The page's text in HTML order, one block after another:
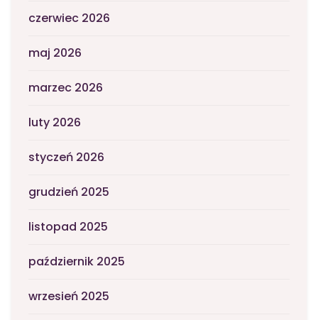
czerwiec 2026
maj 2026
marzec 2026
luty 2026
styczeń 2026
grudzień 2025
listopad 2025
październik 2025
wrzesień 2025